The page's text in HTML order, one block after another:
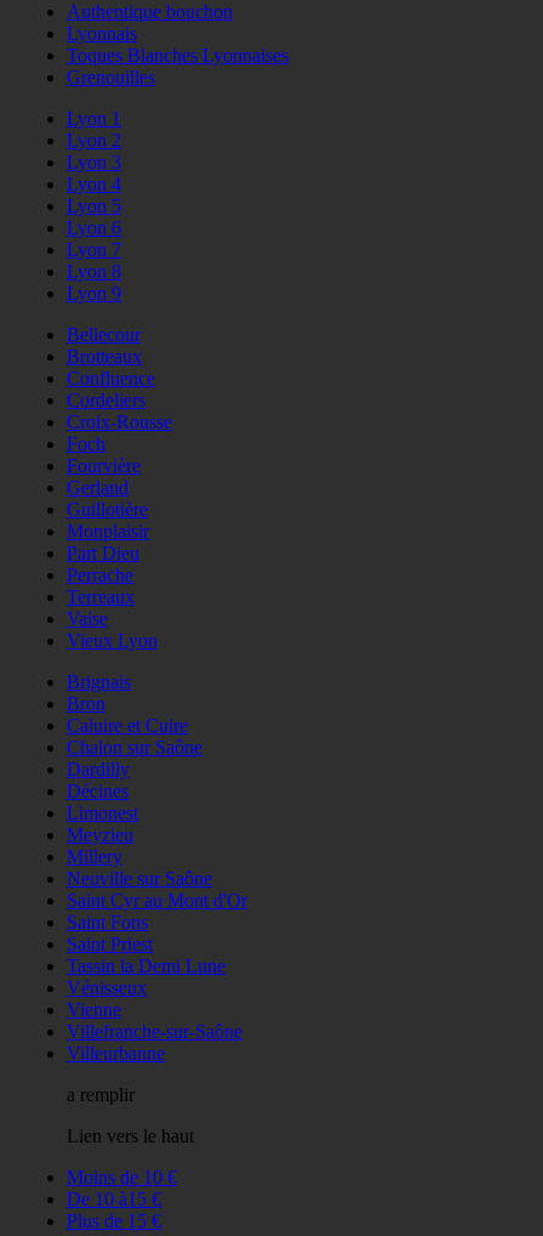
Authentique bouchon
Lyonnais
Toques Blanches Lyonnaises
Grenouilles
Lyon 1
Lyon 2
Lyon 3
Lyon 4
Lyon 5
Lyon 6
Lyon 7
Lyon 8
Lyon 9
Bellecour
Brotteaux
Confluence
Cordeliers
Croix-Rousse
Foch
Fourvière
Gerland
Guillotière
Monplaisir
Part Dieu
Perrache
Terreaux
Vaise
Vieux Lyon
Brignais
Bron
Caluire et Cuire
Chalon sur Saône
Dardilly
Décines
Limonest
Meyzieu
Millery
Neuville sur Saône
Saint Cyr au Mont d'Or
Saint Fons
Saint Priest
Tassin la Demi Lune
Vénisseux
Vienne
Villefranche-sur-Saône
Villeurbanne
a remplir
Lien vers le haut
Moins de 10 €
De 10 à15 €
Plus de 15 €